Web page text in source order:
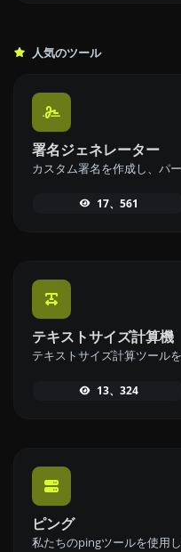
人気のツール
署名ジェネレーター
17、561
テキストサイズ計算機
13、324
ピング